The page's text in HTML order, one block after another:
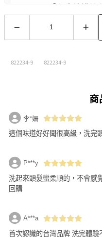
【序號:洗護
草本淨化洗髮
320ml/瓶/蜂膠(效
(現省151元)
822234-9 822234-9
商
李*姍
這個味道好好聞很高級，洗完
P***y
洗起來頭髮蠻柔順的，不會感
回購
A***a
首次認識的台灣品牌 洗完體驗